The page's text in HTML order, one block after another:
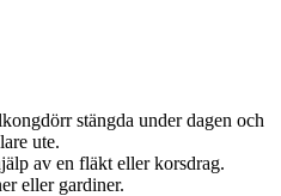
stängda under dagen och
ute.
av en fläkt eller korsdrag.
eller gardiner.